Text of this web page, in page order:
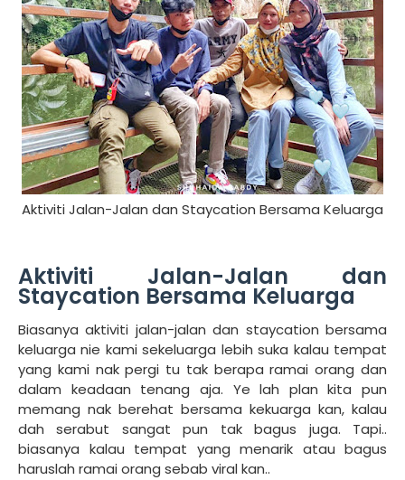
Aktiviti Jalan-Jalan dan Staycation Bersama Keluarga
Aktiviti Jalan-Jalan dan
Staycation Bersama Keluarga
Biasanya aktiviti jalan-jalan dan staycation bersama
keluarga nie kami sekeluarga lebih suka kalau tempat
yang kami nak pergi tu tak berapa ramai orang dan
dalam keadaan tenang aja. Ye lah plan kita pun
memang nak berehat bersama kekuarga kan, kalau
dah serabut sangat pun tak bagus juga. Tapi..
biasanya kalau tempat yang menarik atau bagus
haruslah ramai orang sebab viral kan..